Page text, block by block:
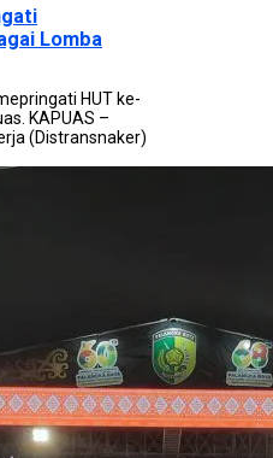
Lomba
HUT ke-
KAPUAS –
(Distransnaker)